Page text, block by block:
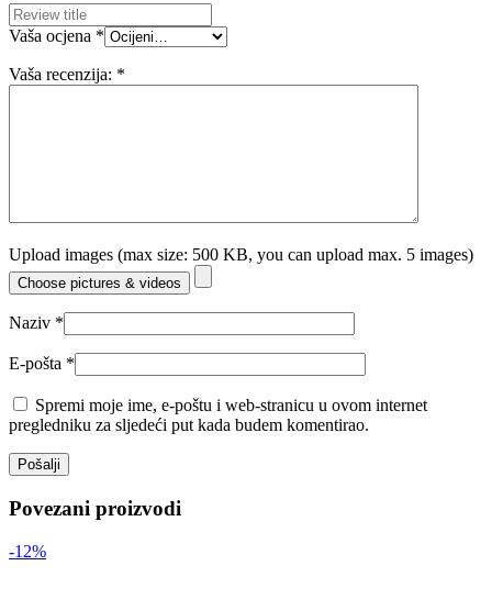
Vaša ocjena *
Vaša recenzija: *
Upload images (max size: 500 KB, you can upload max. 5 images)
Choose pictures & videos
Naziv *
E-pošta *
Spremi moje ime, e-poštu i web-stranicu u ovom internet
pregledniku za sljedeći put kada budem komentirao.
Povezani proizvodi
-12%